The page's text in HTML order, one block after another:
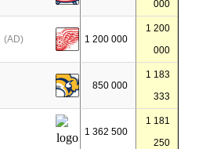
000
(AD) 1 200 000
1 200
000
850 000
1 183
333
1 362 500
1 181
250